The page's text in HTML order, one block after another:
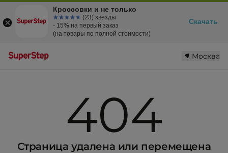
Москва
404
Страница удалена или перемещена
Кроссовки и не только
☆☆☆☆☆
★★★★★ (23) звезды
- 15% на первый заказ
(на товары по полной стоимости)
Скачать